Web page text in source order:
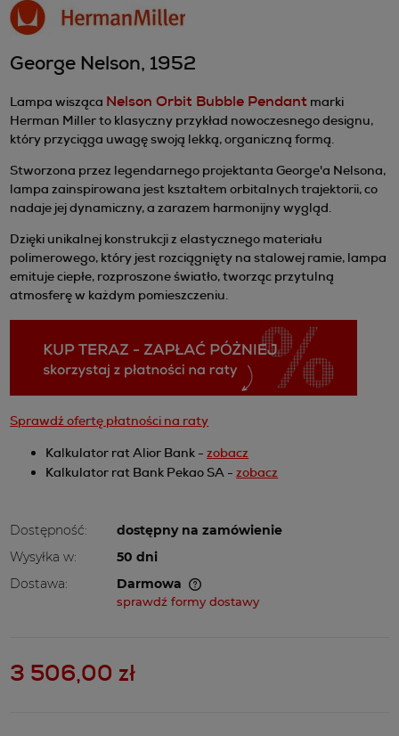
George Nelson, 1952
Lampa wisząca Nelson Orbit Bubble Pendant marki
Herman Miller to klasyczny przykład nowoczesnego designu,
który przyciąga uwagę swoją lekką, organiczną formą.
Stworzona przez legendarnego projektanta George'a Nelsona,
lampa zainspirowana jest kształtem orbitalnych trajektorii, co
nadaje jej dynamiczny, a zarazem harmonijny wygląd.
Dzięki unikalnej konstrukcji z elastycznego materiału
polimerowego, który jest rozciągnięty na stalowej ramie, lampa
emituje ciepłe, rozproszone światło, tworząc przytulną
atmosferę w każdym pomieszczeniu.
Sprawdź ofertę płatności na raty
Kalkulator rat Alior Bank -zobacz
Kalkulator rat Bank Pekao SA -zobacz
Dostępność:
dostępny na zamówienie
Wysyłka w:
50 dni
Dostawa:
Darmowa
Cena nie zawiera ewentualnych kosztów płatności
sprawdź formy dostawy
3 506,00 zł